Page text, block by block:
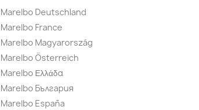
Marelbo Deutschland
Marelbo France
Marelbo Magyarország
Marelbo Österreich
Marelbo Ελλάδα
Marelbo България
Marelbo España